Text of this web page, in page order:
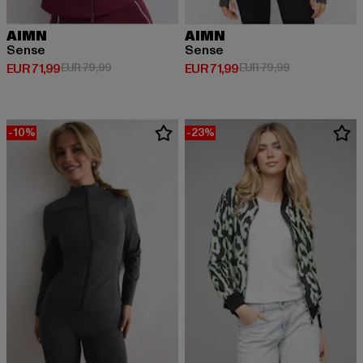
AIMN
Sense
EUR 71,99
Derzeitiger Preis: EUR 71,99
EUR 79,99Aktionspreis: EUR 79,99
AIMN
Sense
EUR 71,99
Derzeitiger Preis: EUR 71,99
EUR 79,99Aktionspreis:
-10% -23%